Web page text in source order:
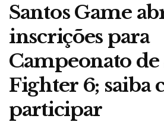
Santos Game
inscrições para
Campeonato de
Fighter 6; saiba
participar